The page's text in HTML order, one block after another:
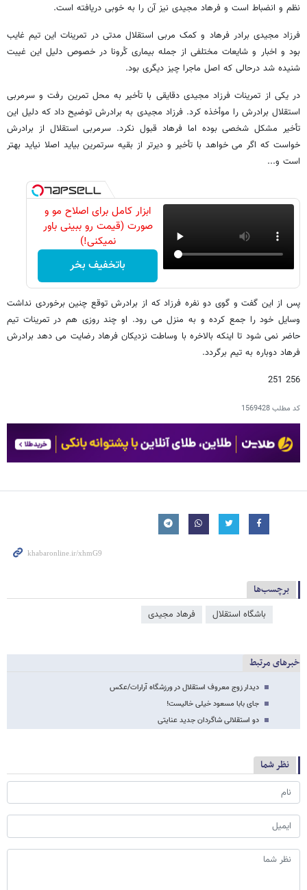
نظم و انضباط است و فرهاد مجیدی نیز آن را به خوبی دریافته است.
فرزاد مجیدی برادر فرهاد و کمک مربی استقلال مدتی در تمرینات این تیم غایب
بود و اخبار و شایعات مختلفی از جمله بیماری کُرونا در خصوص دلیل این غیبت
شنیده شد درحالی که اصل ماجرا چیز دیگری بود.
در یکی از تمرینات فرزاد مجیدی دقایقی با تأخیر به محل تمرین رفت و سرمربی
استقلال برادرش را موأخذه کرد. فرزاد مجیدی به برادرش توضیح داد که دلیل این
تأخیر مشکل شخصی بوده اما فرهاد قبول نکرد. سرمربی استقلال از برادرش
خواست که اگر می خواهد با تأخیر و دیرتر از بقیه سرتمرین بیاید اصلا نیاید بهتر
است و...
ابزار کامل برای اصلاح مو و
صورت (قیمت رو ببینی باور
نمیکنی!)
باتخفیف بخر
پس از این گفت و گوی دو نفره فرزاد که از برادرش توقع چنین برخوردی نداشت
وسایل خود را جمع کرده و به منزل می رود. او چند روزی هم در تمرینات تیم
حاضر نمی شود تا اینکه بالاخره با وساطت نزدیکان فرهاد رضایت می دهد برادرش
فرهاد دوباره به تیم برگردد.
256 251
کد مطلب1569428
برچسب‌ها
باشگاه استقلال فرهاد مجیدی
خبرهای مرتبط
دیدار زوج معروف استقلال در ورزشگاه آرارات/عکس
جای بابا مسعود خیلی خالیست!
دو استقلالی شاگردان جدید عنایتی
نظر شما